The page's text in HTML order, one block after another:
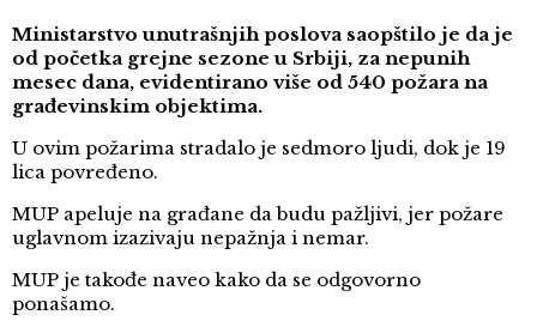
Ministarstvo unutrašnjih poslova saopštilo je da je
od početka grejne sezone u Srbiji, za nepunih
mesec dana, evidentirano više od 540 požara na
građevinskim objektima.
U ovim požarima stradalo je sedmoro ljudi, dok je 19
lica povređeno.
MUP apeluje na građane da budu pažljivi, jer požare
uglavnom izazivaju nepažnja i nemar.
MUP je takođe naveo kako da se odgovorno
ponašamo.